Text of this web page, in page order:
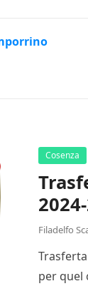
Cosenza
Filadelfo
per quel